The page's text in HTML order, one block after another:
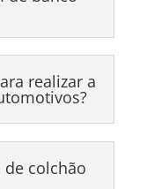
realizar a
colchão